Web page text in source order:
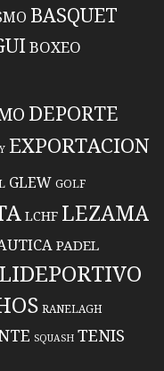
BASQUET
BOXEO
DEPORTE
EXPORTACION
GLEW GOLF
LCHF LEZAMA
PADEL
RANELAGH
SQUASH TENIS